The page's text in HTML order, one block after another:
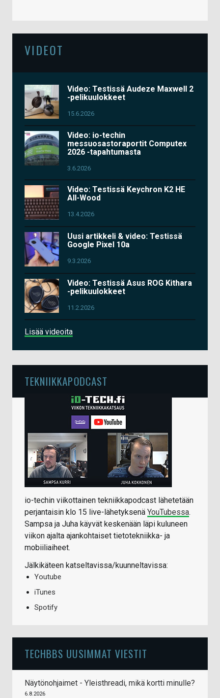
VIDEOT
Video: Testissä Audeze Maxwell 2
-pelikuulokkeet
15.6.2026
Video: io-techin
messuosastoraportit Computex
2026 -tapahtumasta
3.6.2026
Video: Testissä Keychron K2 HE
All-Wood
13.4.2026
Uusi artikkeli & video: Testissä
Google Pixel 10a
9.3.2026
Video: Testissä Asus ROG Kithara
-pelikuulokkeet
11.2.2026
Lisää videoita
TEKNIIKKAPODCAST
io-techin viikottainen tekniikkapodcast lähetetään
perjantaisin klo 15 live-lähetyksenä YouTubessa.
Sampsa ja Juha käyvät keskenään läpi kuluneen
viikon ajalta ajankohtaiset tietotekniikka- ja
mobiiliaiheet.
Jälkikäteen katseltavissa/kuunneltavissa:
Youtube
iTunes
Spotify
TECHBBS UUSIMMAT VIESTIT
Näytönohjaimet - Yleisthreadi, mikä kortti minulle?
6.8.2026